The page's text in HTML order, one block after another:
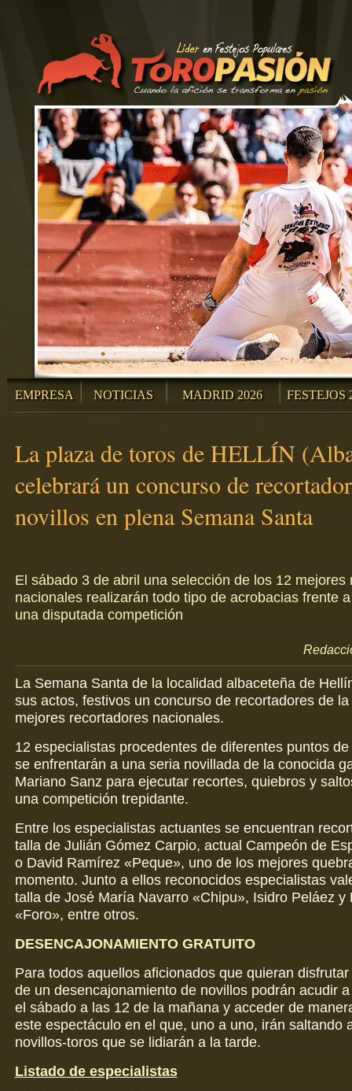
EMPRESA NOTICIAS MADRID 2026 FESTEJOS
La plaza de toros de HELLÍN
celebrará un concurso de
novillos en plena Semana Santa
El sábado 3 de abril una selección de los 12 mejores
nacionales realizarán todo tipo de acrobacias frente
una disputada competición
La Semana Santa de la localidad albaceteña de
sus actos, festivos un concurso de recortadores de
mejores recortadores nacionales.
12 especialistas procedentes de diferentes puntos
se enfrentarán a una seria novillada de la conocida
Mariano Sanz para ejecutar recortes, quiebros y
una competición trepidante.
Entre los especialistas actuantes se encuentran
talla de Julián Gómez Carpio, actual Campeón de
o David Ramírez «Peque», uno de los mejores
momento. Junto a ellos reconocidos especialistas
talla de José María Navarro «Chipu», Isidro Peláez y
«Foro», entre otros.
DESENCAJONAMIENTO GRATUITO
Para todos aquellos aficionados que quieran
de un desencajonamiento de novillos podrán acudir
el sábado a las 12 de la mañana y acceder de
este espectáculo en el que, uno a uno, irán saltando
novillos-toros que se lidiarán a la tarde.
Listado de especialistas